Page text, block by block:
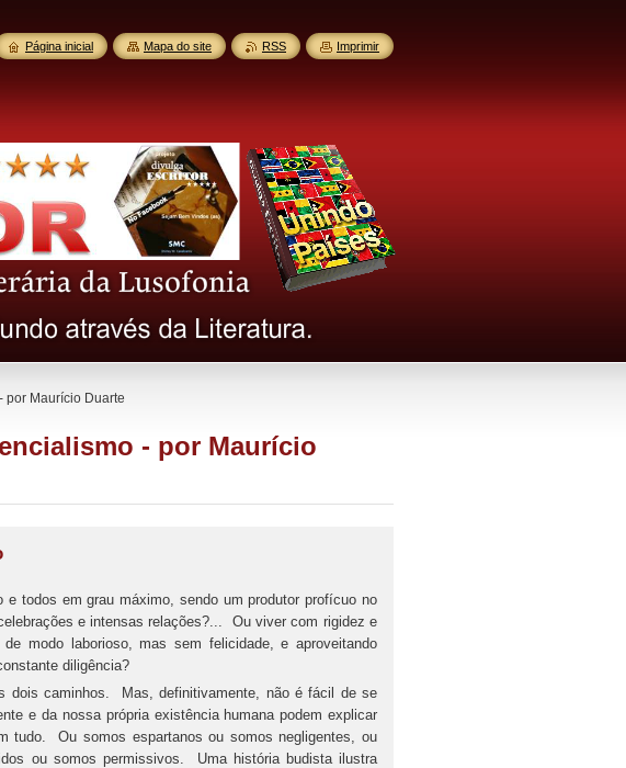
por Maurício Duarte
- por Maurício
em grau máximo, sendo um produtor profícuo no
e intensas relações?... Ou viver com rigidez e
modo laborioso, mas sem felicidade, e aproveitando
diligência?
Mas, definitivamente, não é fácil de se
e da nossa própria existência humana podem explicar
tudo. Ou somos espartanos ou somos negligentes, ou
ou somos permissivos. Uma história budista ilustra
Página inicial Mapa do site RSS Imprimir